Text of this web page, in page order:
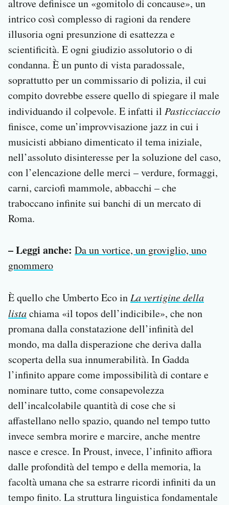
altrove definisce un «gomitolo di concause», un
intrico così complesso di ragioni da rendere
illusoria ogni presunzione di esattezza e
scientificità. E ogni giudizio assolutorio o di
condanna. È un punto di vista paradossale,
soprattutto per un commissario di polizia, il cui
compito dovrebbe essere quello di spiegare il male
individuando il colpevole. E infatti il Pasticciaccio
finisce, come un’improvvisazione jazz in cui i
musicisti abbiano dimenticato il tema iniziale,
nell’assoluto disinteresse per la soluzione del caso,
con l’elencazione delle merci – verdure, formaggi,
carni, carciofi mammole, abbacchi – che
traboccano infinite sui banchi di un mercato di
Roma.
– Leggi anche: Da un vortice, un groviglio, uno
gnommero
È quello che Umberto Eco inLa vertigine della
listachiama «il topos dell’indicibile», che non
promana dalla constatazione dell’infinità del
mondo, ma dalla disperazione che deriva dalla
scoperta della sua innumerabilità. In Gadda
l’infinito appare come impossibilità di contare e
nominare tutto, come consapevolezza
dell’incalcolabile quantità di cose che si
affastellano nello spazio, quando nel tempo tutto
invece sembra morire e marcire, anche mentre
nasce e cresce. In Proust, invece, l’infinito affiora
dalle profondità del tempo e della memoria, la
facoltà umana che sa estrarre ricordi infiniti da un
tempo finito. La struttura linguistica fondamentale